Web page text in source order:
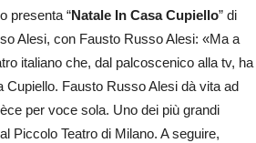
presenta “Natale In Casa Cupiello” di
Alesi, con Fausto Russo Alesi: «Ma a
italiano che, dal palcoscenico alla tv, ha
Cupiello. Fausto Russo Alesi dà vita ad
per voce sola. Uno dei più grandi
Piccolo Teatro di Milano. A seguire,